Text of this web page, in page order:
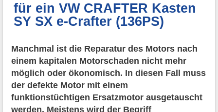
für ein VW CRAFTER Kasten
SY SX e-Crafter (136PS)
Manchmal ist die Reparatur des Motors nach
einem kapitalen Motorschaden nicht mehr
möglich oder ökonomisch. In diesen Fall muss
der defekte Motor mit einem
funktionstüchtigen Ersatzmotor ausgetauscht
werden. Meistens wird der Begriff